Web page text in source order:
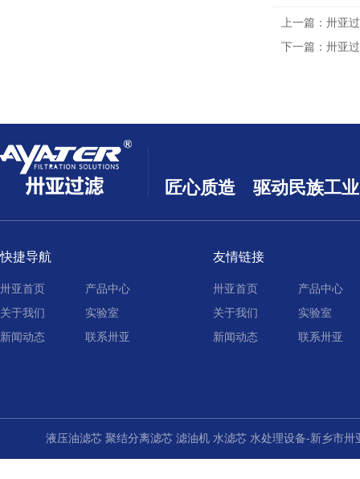
上一篇： 卅亚
下一篇： 卅亚
匠心质造 驱动民族工业
快捷导航
卅亚首页
产品中心
关于我们
实验室
新闻动态
联系卅亚
友情链接
卅亚首页
产品中心
关于我们
实验室
新闻动态
联系卅亚
液压油滤芯 聚结分离滤芯 滤油机 水滤芯 水处理设备-新乡